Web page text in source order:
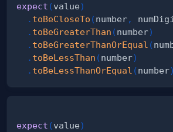
expect (value)
. toBeCloseTo (number,
. toBeGreaterThan (number)
. toBeGreaterThanOrEqual (
. toBeLessThan (number)
. toBeLessThanOrEqual (number)
expect (value)